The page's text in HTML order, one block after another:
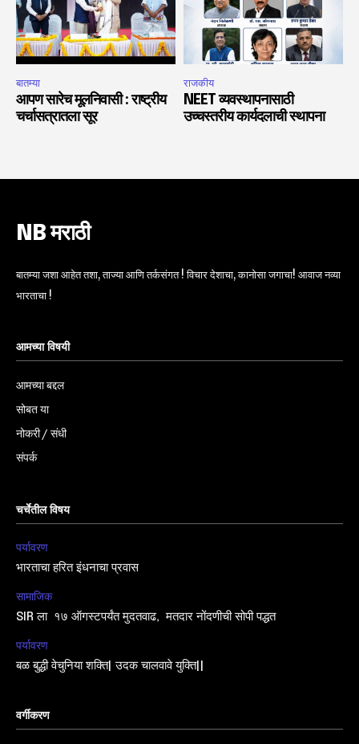
बातम्या
आपण सारेच मूलनिवासी : राष्ट्रीय
चर्चासत्रातला सूर
राजकीय
NEET व्यवस्थापनासाठी
उच्चस्तरीय कार्यदलाची स्थापना
NB मराठी
बातम्या जशा आहेत तशा, ताज्या आणि तर्कसंगत ! विचार देशाचा, कानोसा जगाचा! आवाज नव्या
भारताचा !
आमच्या विषयी
आमच्या बद्दल
सोबत या
नोकरी / संधी
संपर्क
चर्चेतील विषय
पर्यावरण
भारताचा हरित इंधनाचा प्रवास
सामाजिक
SIR ला १७ ऑगस्टपर्यंत मुदतवाढ, मतदार नोंदणीची सोपी पद्धत
पर्यावरण
बळ बुद्धी वेचुनिया शक्ति| उदक चालवावे युक्ति||
वर्गीकरण